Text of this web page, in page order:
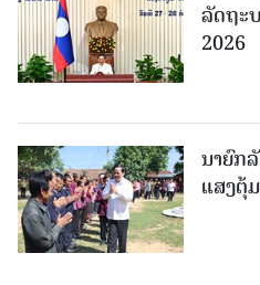
ລັດຖະ
2026
ນາຍົກ
ແສງຕຸ້